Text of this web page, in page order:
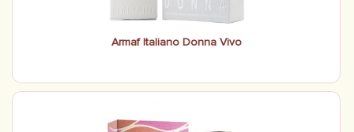
Armaf Italiano Donna Vivo